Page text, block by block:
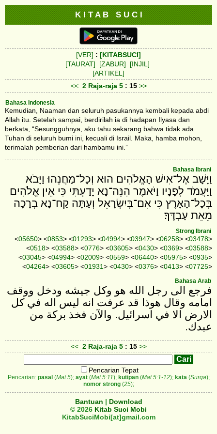
K I T A B S U C I
[VER] : [KITABSUCI]
[TAURAT]
[ZABUR]
[INJIL]
[ARTIKEL]
<< 2 Raja-raja 5 : 15 >>
Bahasa Indonesia
Kemudian, Naaman dan seluruh pasukannya kembali kepada abdi
Allah itu. Setelah sampai, berdirilah ia di hadapan Ilyasa dan
berkata, “Sesungguhnya, aku tahu sekarang bahwa tidak ada
Tuhan di seluruh bumi ini, kecuali di Israil. Maka, hamba mohon,
terimalah pemberian dari hambamu ini.”
Bahasa Ibrani
וַיָּשָׁב אֶל־אִישׁ הָאֱלֹהִים הוּא וְכָל־מַחֲנֵהוּ וַיָּבֹא
וַיַּעֲמֹד לְפָנָיו וַיֹּאמֶר הִנֵּה־נָא יָדַעְתִּי כִּי אֵין אֱלֹהִים
בְּכָל־הָאָרֶץ כִּי אִם־בְּיִשְׂרָאֵל וְעַתָּה קַח־נָא בְרָכָה
מֵאֵת עַבְדֶּךָ׃
Strong Ibrani
<05650> <0853> <01293> <04994> <03947> <06258> <03478>
<0518> <03588> <0776> <03605> <0430> <0369> <03588>
<03045> <04994> <02009> <0559> <06440> <05975> <0935>
<04264> <03605> <01931> <0430> <0376> <0413> <07725>
Bahasa Arab
فرجع الى رجل الله هو وكل جيشه ودخل ووقف
امامه وقال هوذا قد عرفت انه ليس اله في كل
الارض الا في اسرائيل. والآن فخذ بركة من
عبدك.
<< 2 Raja-raja 5 : 15 >>
Pencarian Tepat
Pencarian: pasal(Mat 5); ayat(Mat 5:11); kutipan(Mat 5:1-12); kata (Surga);
nomor strong(25);
Bantuan | Download
© 2026 Kitab Suci Mobi
KitabSuciMobi[at]gmail.com